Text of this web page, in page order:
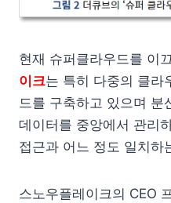
현재 슈퍼클라우드를 이
이크는 특히 다중의 클라
드를 구축하고 있으며 분
데이터를 중앙에서 관리
접근과 어느 정도 일치하
스노우플레이크의 CEO